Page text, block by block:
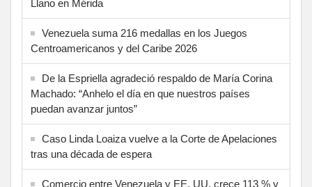
Llano en Mérida
Venezuela suma 216 medallas en los Juegos
Centroamericanos y del Caribe 2026
De la Espriella agradeció respaldo de María Corina
Machado: “Anhelo el día en que nuestros países
puedan avanzar juntos”
Caso Linda Loaiza vuelve a la Corte de Apelaciones
tras una década de espera
Comercio entre Venezuela y EE. UU. crece 113 % y